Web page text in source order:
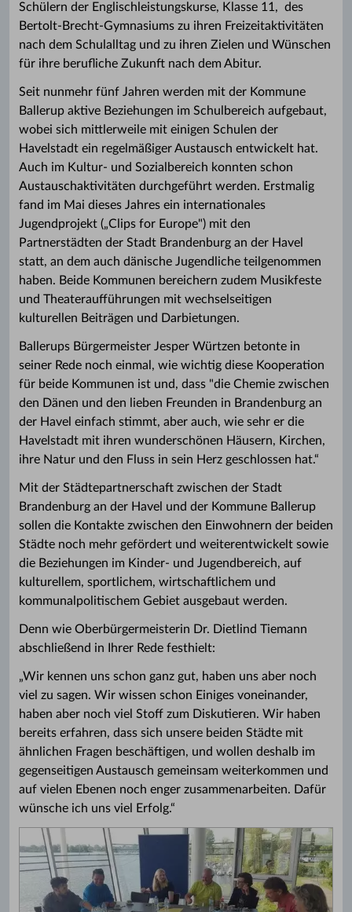
Schülern der Englischleistungskurse, Klasse 11, des
Bertolt‐Brecht‐Gymnasiums zu ihren Freizeitaktivitäten
nach dem Schulalltag und zu ihren Zielen und Wünschen
für ihre berufliche Zukunft nach dem Abitur.
Seit nunmehr fünf Jahren werden mit der Kommune
Ballerup aktive Beziehungen im Schulbereich aufgebaut,
wobei sich mittlerweile mit einigen Schulen der
Havelstadt ein regelmäßiger Austausch entwickelt hat.
Auch im Kultur- und Sozialbereich konnten schon
Austauschaktivitäten durchgeführt werden. Erstmalig
fand im Mai dieses Jahres ein internationales
Jugendprojekt („Clips for Europe") mit den
Partnerstädten der Stadt Brandenburg an der Havel
statt, an dem auch dänische Jugendliche teilgenommen
haben. Beide Kommunen bereichern zudem Musikfeste
und Theateraufführungen mit wechselseitigen
kulturellen Beiträgen und Darbietungen.
Ballerups Bürgermeister Jesper Würtzen betonte in
seiner Rede noch einmal, wie wichtig diese Kooperation
für beide Kommunen ist und, dass "die Chemie zwischen
den Dänen und den lieben Freunden in Brandenburg an
der Havel einfach stimmt, aber auch, wie sehr er die
Havelstadt mit ihren wunderschönen Häusern, Kirchen,
ihre Natur und den Fluss in sein Herz geschlossen hat.“
Mit der Städtepartnerschaft zwischen der Stadt
Brandenburg an der Havel und der Kommune Ballerup
sollen die Kontakte zwischen den Einwohnern der beiden
Städte noch mehr gefördert und weiterentwickelt sowie
die Beziehungen im Kinder- und Jugendbereich, auf
kulturellem, sportlichem, wirtschaftlichem und
kommunalpolitischem Gebiet ausgebaut werden.
Denn wie Oberbürgermeisterin Dr. Dietlind Tiemann
abschließend in Ihrer Rede festhielt:
„Wir kennen uns schon ganz gut, haben uns aber noch
viel zu sagen. Wir wissen schon Einiges voneinander,
haben aber noch viel Stoff zum Diskutieren. Wir haben
bereits erfahren, dass sich unsere beiden Städte mit
ähnlichen Fragen beschäftigen, und wollen deshalb im
gegenseitigen Austausch gemeinsam weiterkommen und
auf vielen Ebenen noch enger zusammenarbeiten. Dafür
wünsche ich uns viel Erfolg.“